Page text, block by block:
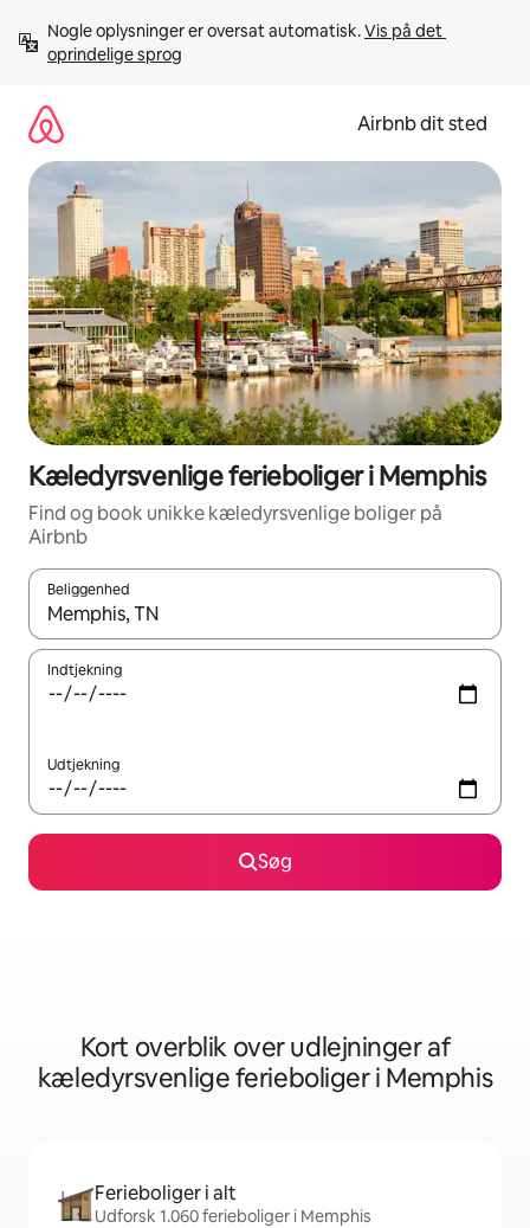
videre
Nogle oplysninger er oversat automatisk. Vis på det
oprindelige sprog
Airbnb dit sted
Kæledyrsvenlige ferieboliger i Memphis
Find og book unikke kæledyrsvenlige boliger på
Airbnb
Beliggenhed
Når resultaterne er tilgængelige, skal du navigere med
Indtjekning
Udtjekning
Søg
Kort overblik over udlejninger af
kæledyrsvenlige ferieboliger i Memphis
Ferieboliger i alt
Udforsk 1.060 ferieboliger i Memphis